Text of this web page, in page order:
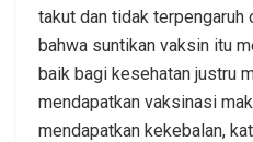
takut dan tidak
bahwa suntikan vaksin itu
baik bagi kesehatan justru
mendapatkan vaksinasi
mendapatkan kekebalan,